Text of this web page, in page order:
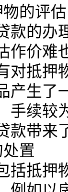
的评估
的办
作价难
对抵押
产生了
手续较
款带来
置
抵押